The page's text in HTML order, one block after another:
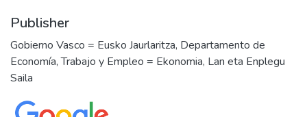
Publisher
Gobierno Vasco = Eusko Jaurlaritza, Departamento de
Economía, Trabajo y Empleo = Ekonomia, Lan eta Enplegu
Saila